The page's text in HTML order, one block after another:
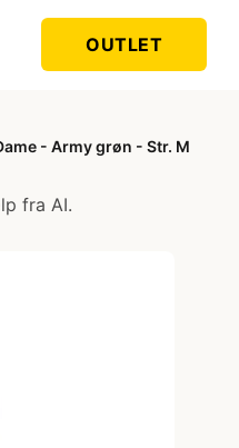
OUTLET
- Army grøn - Str. M
fra AI.